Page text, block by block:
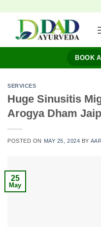
content
BOOK
SERVICES
Huge Sinusitis
Arogya Dham
POSTED ON MAY 25, 2024 BY
25
May